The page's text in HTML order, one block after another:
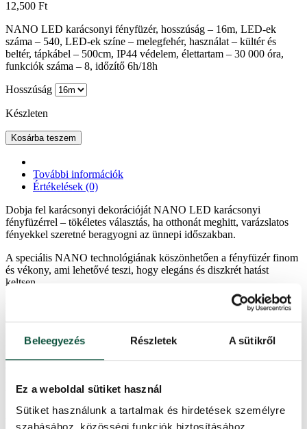
Beleegyezés Részletek A sütikről
Ez a weboldal sütiket használ
Sütiket használunk a tartalmak és hirdetések személyre
12,500 Ft
NANO LED karácsonyi fényfüzér, hosszúság – 16m, LED-ek
száma – 540, LED-ek színe – melegfehér, használat – kültér és
beltér, tápkábel – 500cm, IP44 védelem, élettartam – 30 000 óra,
funkciók száma – 8, időzítő 6h/18h
Hosszúság
Készleten
Kosárba teszem
További információk
Értékelések (0)
Dobja fel karácsonyi dekorációját NANO LED karácsonyi
fényfüzérrel – tökéletes választás, ha otthonát meghitt, varázslatos
fényekkel szeretné beragyogni az ünnepi időszakban.
A speciális NANO technológiának köszönhetően a fényfüzér finom
és vékony, ami lehetővé teszi, hogy elegáns és diszkrét hatást
keltsen.
Ez a fényfüzér lágy, melegfehér fényt biztosít, amely meleg és
hangulatos légkört teremt. Nyolc fénymóddal rendelkezik, amelyek
az adapteren található gombbal változtathatók.
A NANO LED technológia alacsony energiafogyasztást biztosít, így
tartós, és évekig használhatja anélkül, hogy cserére lenne szükség.
A fényfüzér IP44-es védettségű, kül- és beltéren egyaránt